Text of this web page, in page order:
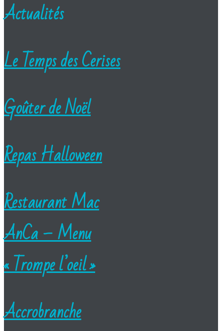
Actualités
Le Temps des Cerises
Goûter de Noël
Repas Halloween
Restaurant Mac
AnCa – Menu
« Trompe l’oeil »
Accrobranche